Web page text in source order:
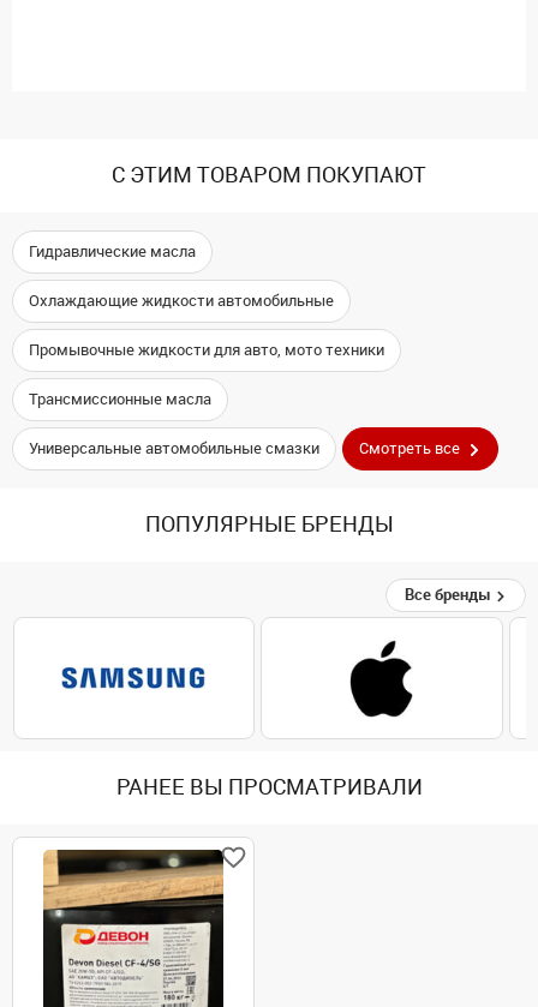
С ЭТИМ ТОВАРОМ ПОКУПАЮТ
Гидравлические масла
Охлаждающие жидкости автомобильные
Промывочные жидкости для авто, мото техники
Трансмиссионные масла
Универсальные автомобильные смазки Смотреть все
ПОПУЛЯРНЫЕ БРЕНДЫ
Все бренды
РАНЕЕ ВЫ ПРОСМАТРИВАЛИ